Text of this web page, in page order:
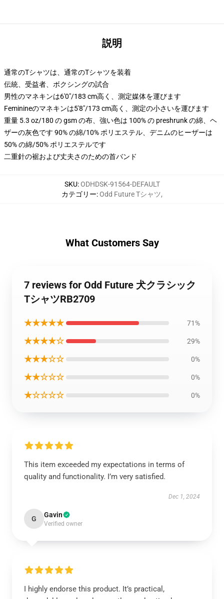
説明
通常のTシャツは、通常のTシャツを装着
伝統、受益者、ボクシングの試合
男性のマネキンは6'0"/183 cm高く、測定媒体を運びます
Feminineのマネキンは5'8"/173 cm高く、測定の小さいを運びます
重量 5.3 oz/180 の gsm の布、強い色は 100% の preshrunk の綿、ヘ
ザーの灰色です 90% の綿/10% ポリエステル、デニムのヒーザーは
50% の綿/50% ポリエステルです
二重針の裾および丈夫さのための首バンド
SKU:ODHDSK-91564-DEFAULT
カテゴリー:Odd Future Tシャツ,
What Customers Say
7 reviews for Odd Future 犬クラシック
TシャツRB2709
★★★★★ 71%
★★★★☆ 29%
★★★☆☆ 0%
★★☆☆☆ 0%
★☆☆☆☆ 0%
This item exceeded my expectations in terms of
quality and functionality. I’m very satisfied.
Dec 1, 2024
G Gavin
Verified owner
I highly endorse this product. It’s practical,